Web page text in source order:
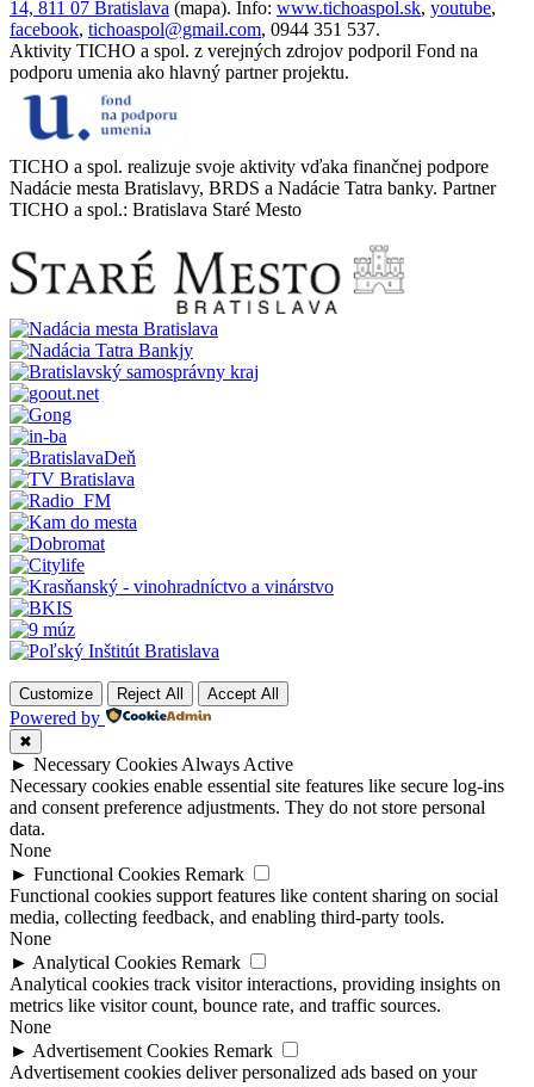
14, 811 07 Bratislava (mapa). Info: www.tichoaspol.sk, youtube,
facebook, tichoaspol@gmail.com, 0944 351 537.
Aktivity TICHO a spol. z verejných zdrojov podporil Fond na
podporu umenia ako hlavný partner projektu.
TICHO a spol. realizuje svoje aktivity vďaka finančnej podpore
Nadácie mesta Bratislavy, BRDS a Nadácie Tatra banky. Partner
TICHO a spol.: Bratislava Staré Mesto
Customize Reject All Accept All
Powered by
✖
► Necessary Cookies Always Active
Necessary cookies enable essential site features like secure log-ins
and consent preference adjustments. They do not store personal
data.
None
► Functional Cookies Remark
Functional cookies support features like content sharing on social
media, collecting feedback, and enabling third-party tools.
None
► Analytical Cookies Remark
Analytical cookies track visitor interactions, providing insights on
metrics like visitor count, bounce rate, and traffic sources.
None
► Advertisement Cookies Remark
Advertisement cookies deliver personalized ads based on your